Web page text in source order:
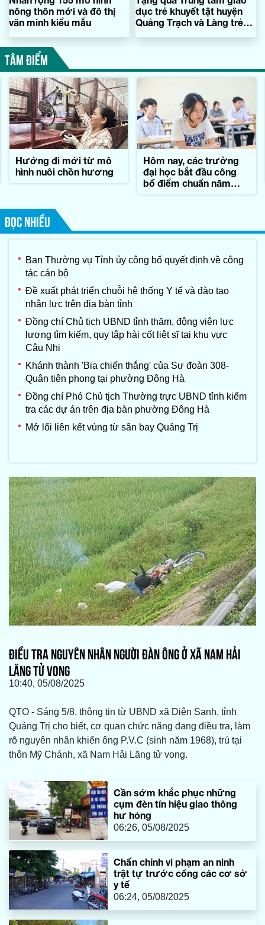
nông thôn mới và đô thị
văn minh kiểu mẫu
dục trẻ khuyết tật huyện
Quảng Trạch và Làng trẻ
TÂM ĐIỂM
Hướng đi mới từ mô
hình nuôi chồn hương
Hôm nay, các trường
đại học bắt đầu công
bố điểm chuẩn năm
ĐỌC NHIỀU
Ban Thường vụ Tỉnh ủy công bố quyết định về công
tác cán bộ
Đề xuất phát triển chuỗi hệ thống Y tế và đào tạo
nhân lực trên địa bàn tỉnh
Đồng chí Chủ tịch UBND tỉnh thăm, động viên lực
lượng tìm kiếm, quy tập hài cốt liệt sĩ tại khu vực
Câu Nhi
Khánh thành 'Bia chiến thắng' của Sư đoàn 308-
Quân tiên phong tại phường Đông Hà
Đồng chí Phó Chủ tịch Thường trực UBND tỉnh kiểm
tra các dự án trên địa bàn phường Đông Hà
Mở lối liên kết vùng từ sân bay Quảng Trị
ĐIỀU TRA NGUYÊN NHÂN NGƯỜI ĐÀN ÔNG Ở XÃ NAM HẢI
LĂNG TỬ VONG
10:40, 05/08/2025
QTO - Sáng 5/8, thông tin từ UBND xã Diên Sanh, tỉnh
Quảng Trị cho biết, cơ quan chức năng đang điều tra, làm
rõ nguyên nhân khiến ông P.V.C (sinh năm 1968), trú tại
thôn Mỹ Chánh, xã Nam Hải Lăng tử vong.
Cần sớm khắc phục những
cụm đèn tín hiệu giao thông
hư hỏng
06:26, 05/08/2025
Chấn chỉnh vi phạm an ninh
trật tự trước cổng các cơ sở
y tế
06:24, 05/08/2025